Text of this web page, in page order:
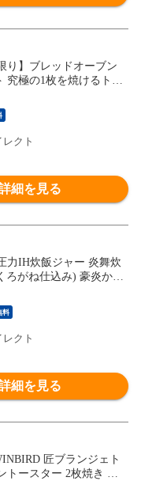
り】ブレッドオーブン
究極の1枚を焼けるトー
クト
細を見る
力IH炊飯ジャー 炎舞炊
ろがね仕込み) 豪炎かま
AA10-BZ
料
クト
細を見る
匠ブランジェト
トースター 2枚焼き ブ